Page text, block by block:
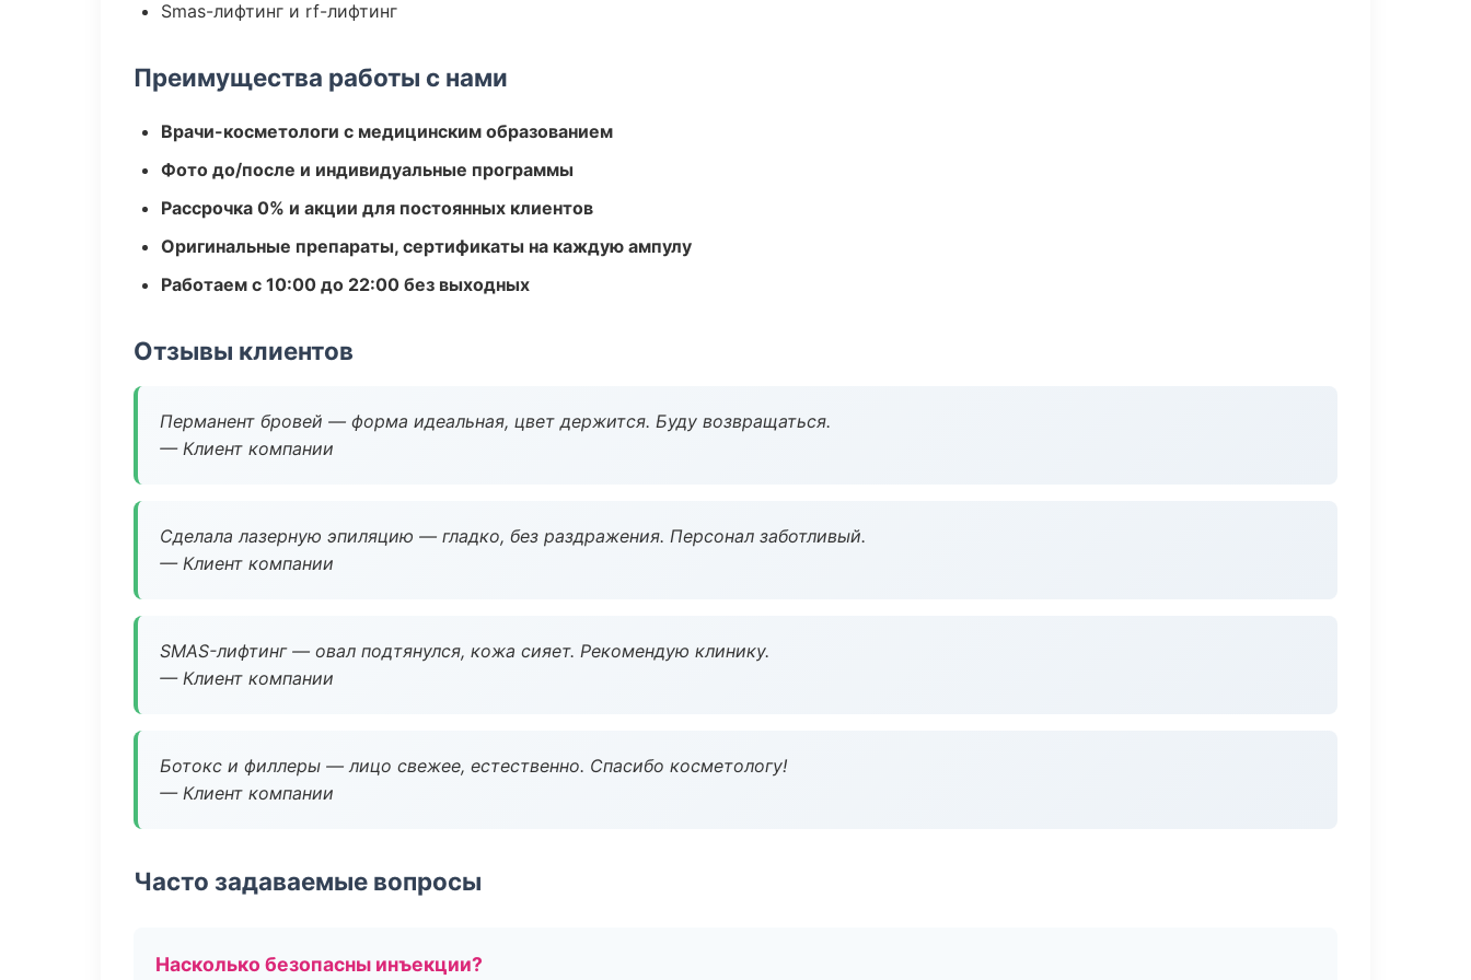
Smas-лифтинг и rf-лифтинг
Преимущества работы с нами
Врачи-косметологи с медицинским образованием
Фото до/после и индивидуальные программы
Рассрочка 0% и акции для постоянных клиентов
Оригинальные препараты, сертификаты на каждую ампулу
Работаем с 10:00 до 22:00 без выходных
Отзывы клиентов
Перманент бровей — форма идеальная, цвет держится. Буду возвращаться.
— Клиент компании
Сделала лазерную эпиляцию — гладко, без раздражения. Персонал заботливый.
— Клиент компании
SMAS-лифтинг — овал подтянулся, кожа сияет. Рекомендую клинику.
— Клиент компании
Ботокс и филлеры — лицо свежее, естественно. Спасибо косметологу!
— Клиент компании
Часто задаваемые вопросы
Насколько безопасны инъекции?